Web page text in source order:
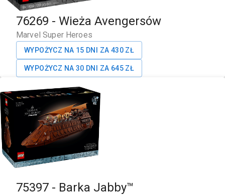
76269 - Wieża Avengersów
Marvel Super Heroes
WYPOŻYCZ NA 15 DNI ZA 430 ZŁ
WYPOŻYCZ NA 30 DNI ZA 645 ZŁ
75397 - Barka Jabby™